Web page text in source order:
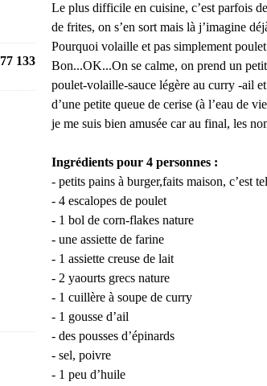
133
Le plus difficile en cuisine, c’est parfois
de frites, on s’en sort mais là j’imagine
Pourquoi volaille et pas simplement
Bon...OK...On se calme, on prend un
poulet-volaille-sauce légère au curry -ail
d’une petite queue de cerise (à l’eau de
je me suis bien amusée car au final, les
Ingrédients pour 4 personnes :
- petits pains à burger,faits maison, c’est
- 4 escalopes de poulet
- 1 bol de corn-flakes nature
- une assiette de farine
- 1 assiette creuse de lait
- 2 yaourts grecs nature
- 1 cuillère à soupe de curry
- 1 gousse d’ail
- des pousses d’épinards
- sel, poivre
- 1 peu d’huile